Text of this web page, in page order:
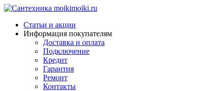
Статьи и акции
Информация покупателям
Доставка и оплата
Подключение
Кредит
Гарантия
Ремонт
Контакты